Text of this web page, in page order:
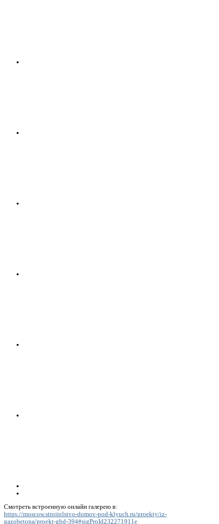
Смотреть встроенную онлайн галерею в:
https://moscow.stroitelstvo-domov-pod-klyuch.ru/proekty/iz-
gazobetona/proekt-gbd-394#sigProId232271911e